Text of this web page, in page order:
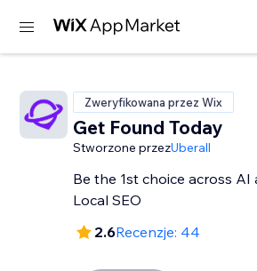
Zweryfikowana przez Wix
Get Found Today
Stworzone przezUberall
Be the 1st choice across AI
Local SEO
2.6Recenzje: 44